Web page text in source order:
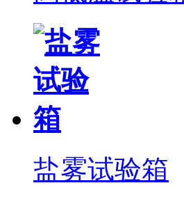
盐雾试验箱